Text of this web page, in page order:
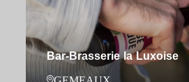
Bar-Brasserie la Luxoise